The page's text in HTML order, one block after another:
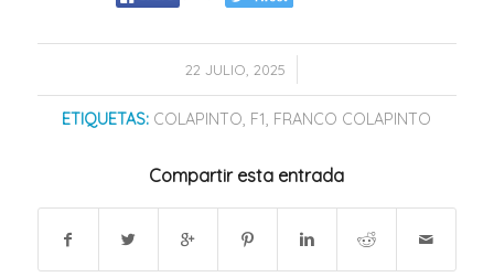
22 JULIO, 2025
ETIQUETAS: COLAPINTO, F1, FRANCO COLAPINTO
Compartir esta entrada